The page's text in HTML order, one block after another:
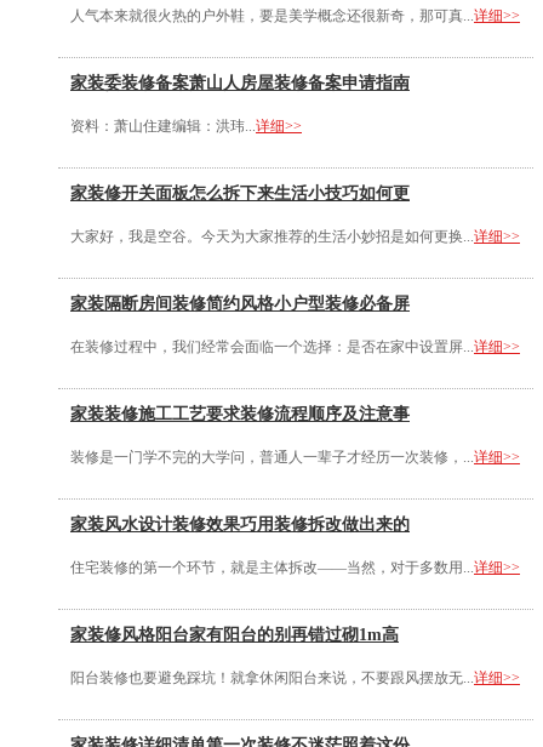
人气本来就很火热的户外鞋，要是美学概念还很新奇，那可真...详细>>
家装委装修备案萧山人房屋装修备案申请指南
资料：萧山住建编辑：洪玮...详细>>
家装修开关面板怎么拆下来生活小技巧如何更
大家好，我是空谷。今天为大家推荐的生活小妙招是如何更换...详细>>
家装隔断房间装修简约风格小户型装修必备屏
在装修过程中，我们经常会面临一个选择：是否在家中设置屏...详细>>
家装装修施工工艺要求装修流程顺序及注意事
装修是一门学不完的大学问，普通人一辈子才经历一次装修，...详细>>
家装风水设计装修效果巧用装修拆改做出来的
住宅装修的第一个环节，就是主体拆改——当然，对于多数用...详细>>
家装修风格阳台家有阳台的别再错过砌1m高
阳台装修也要避免踩坑！就拿休闲阳台来说，不要跟风摆放无...详细>>